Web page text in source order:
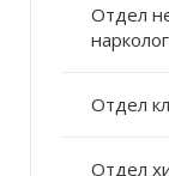
Отдел
Отдел
Отдел